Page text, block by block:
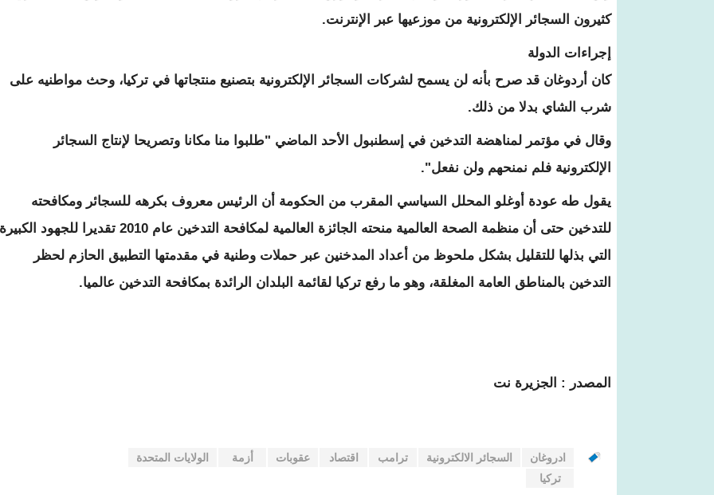
كثيرون السجائر الإلكترونية من موزعيها عبر الإنترنت.
إجراءات الدولة
كان أردوغان قد صرح بأنه لن يسمح لشركات السجائر الإلكترونية بتصنيع منتجاتها في تركيا، وحث مواطنيه على
شرب الشاي بدلا من ذلك.
وقال في مؤتمر لمناهضة التدخين في إسطنبول الأحد الماضي "طلبوا منا مكانا وتصريحا لإنتاج السجائر
الإلكترونية فلم نمنحهم ولن نفعل".
يقول طه عودة أوغلو المحلل السياسي المقرب من الحكومة أن الرئيس معروف بكرهه للسجائر ومكافحته
للتدخين حتى أن منظمة الصحة العالمية منحته الجائزة العالمية لمكافحة التدخين عام 2010 تقديرا للجهود الكبيرة
التي بذلها للتقليل بشكل ملحوظ من أعداد المدخنين عبر حملات وطنية في مقدمتها التطبيق الحازم لحظر
التدخين بالمناطق العامة المغلقة، وهو ما رفع تركيا لقائمة البلدان الرائدة بمكافحة التدخين عالميا.
المصدر : الجزيرة نت
ادروغان السجائر الالكترونية ترامب اقتصاد عقوبات أزمة
الولايات المتحدة
تركيا